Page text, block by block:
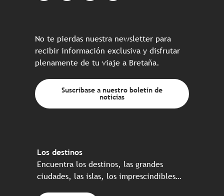
No te pierdas nuestra newsletter para
recibir información exclusiva y disfrutar
plenamente de tu viaje a Bretaña.
Suscríbase a nuestro boletín de
noticias
Los destinos
Encuentra los destinos, las grandes
ciudades, las islas, los imprescindibles…